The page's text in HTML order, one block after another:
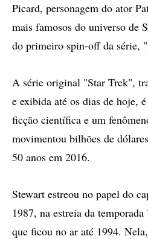
Picard, personagem do ator
mais famosos do universo de
do primeiro spin-off da série,
A série original "Star Trek",
e exibida até os dias de hoje,
ficção científica e um
movimentou bilhões de
50 anos em 2016.
Stewart estreou no papel do
1987, na estreia da
que ficou no ar até 1994.